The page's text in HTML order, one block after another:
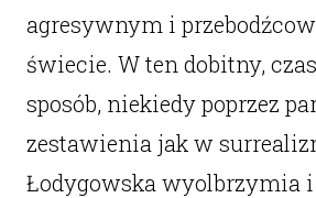
agresywnym i
świecie. W ten dobitny,
sposób, niekiedy poprzez
zestawienia jak w
Łodygowska wyolbrzymia i